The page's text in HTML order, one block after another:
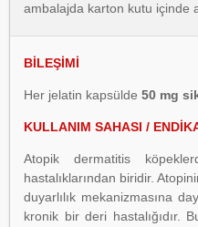
ambalajda karton kutu içinde
BİLEŞİMİ
Her jelatin kapsülde 50 mg
KULLANIM SAHASI /
Atopik dermatitis
hastalıklarından biridir.
duyarlılık mekanizmasına
kronik bir deri hastalığıdır.